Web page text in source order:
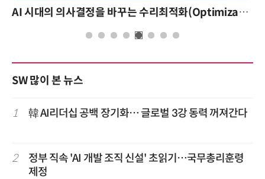
AI 시대의 의사결정을 바꾸는 수리최적화(Optimization): 실제 산업 적용 사례와 활용 전략
SW 많이 본 뉴스
1 韓 AI리더십 공백 장기화… 글로벌 3강 동력 꺼져간다
2
정부 직속 'AI 개발 조직 신설' 초읽기…국무총리훈령
제정